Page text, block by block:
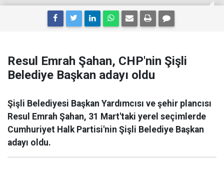
Resul Emrah Şahan, CHP'nin Şişli
Belediye Başkan adayı oldu
Şişli Belediyesi Başkan Yardımcısı ve şehir plancısı
Resul Emrah Şahan, 31 Mart'taki yerel seçimlerde
Cumhuriyet Halk Partisi'nin Şişli Belediye Başkan
adayı oldu.